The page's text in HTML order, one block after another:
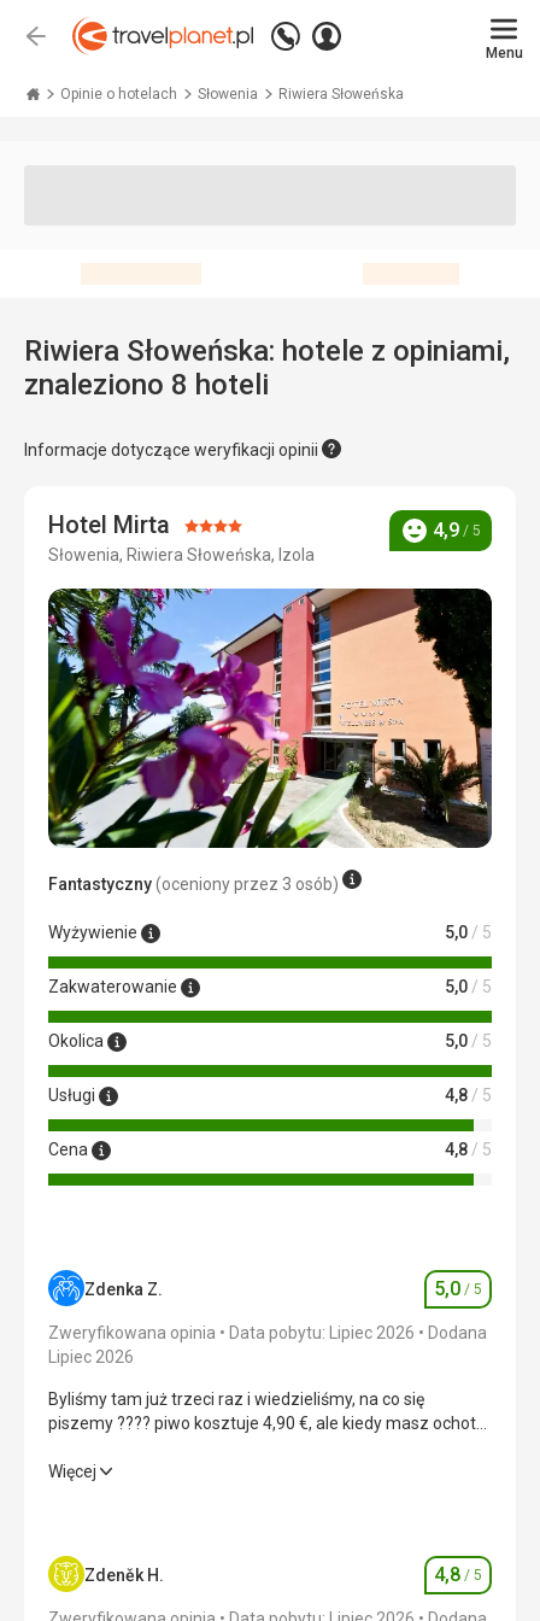
Wstecz
Zadzwoń
+48 71 771 76 55
Zaloguj
Menu
Opinie o hotelach Słowenia Riwiera Słoweńska
Riwiera Słoweńska: hotele z opiniami,
znaleziono 8 hoteli
Informacje dotyczące weryfikacji opinii
Hotel Mirta Ocena:
4/5
Słowenia, Riwiera Słoweńska, Izola
Ocena
4,9 / 5
Fantastyczny(oceniony przez 3 osób)
Wyżywienie 5,0 / 5
Zakwaterowanie 5,0 / 5
Okolica 5,0 / 5
Usługi 4,8 / 5
Cena 4,8 / 5
Zdenka Z. Ocena
5,0 / 5
Zweryfikowana opinia Data pobytu: Lipiec 2026
Dodana
Lipiec 2026
Byliśmy tam już trzeci raz i wiedzieliśmy, na co się
piszemy ???? piwo kosztuje 4,90 €, ale kiedy masz ochotę
Byliśmy tam już trzeci raz i wiedzieliśmy, na co się
Wyżywienie 5,0/ 5
Zakwaterowanie 5,0/ 5
Więcej
Zdeněk H. Ocena
4,8 / 5